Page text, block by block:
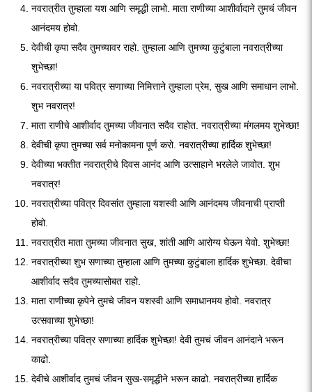
नवरात्रीत तुम्हाला यश आणि समृद्धी लाभो. माता राणीच्या आशीर्वादाने तुमचं जीवन
आनंदमय होवो.
देवीची कृपा सदैव तुमच्यावर राहो. तुम्हाला आणि तुमच्या कुटुंबाला नवरात्रीच्या
शुभेच्छा!
नवरात्रीच्या या पवित्र सणाच्या निमित्ताने तुम्हाला प्रेम, सुख आणि समाधान लाभो.
शुभ नवरात्र!
माता राणीचे आशीर्वाद तुमच्या जीवनात सदैव राहोत. नवरात्रीच्या मंगलमय शुभेच्छा!
देवीची कृपा तुमच्या सर्व मनोकामना पूर्ण करो. नवरात्रीच्या हार्दिक शुभेच्छा!
देवीच्या भक्तीत नवरात्रीचे दिवस आनंद आणि उत्साहाने भरलेले जावोत. शुभ
नवरात्र!
नवरात्रीच्या पवित्र दिवसांत तुम्हाला यशस्वी आणि आनंदमय जीवनाची प्राप्ती
होवो.
नवरात्रीत माता तुमच्या जीवनात सुख, शांती आणि आरोग्य घेऊन येवो. शुभेच्छा!
नवरात्रीच्या शुभ सणाच्या तुम्हाला आणि तुमच्या कुटुंबाला हार्दिक शुभेच्छा. देवीचा
आशीर्वाद सदैव तुमच्यासोबत राहो.
माता राणीच्या कृपेने तुमचे जीवन यशस्वी आणि समाधानमय होवो. नवरात्र
उत्सवाच्या शुभेच्छा!
नवरात्रीच्या पवित्र सणाच्या हार्दिक शुभेच्छा! देवी तुमचं जीवन आनंदाने भरून
काढो.
देवीचे आशीर्वाद तुमचं जीवन सुख-समृद्धीने भरून काढो. नवरात्रीच्या हार्दिक